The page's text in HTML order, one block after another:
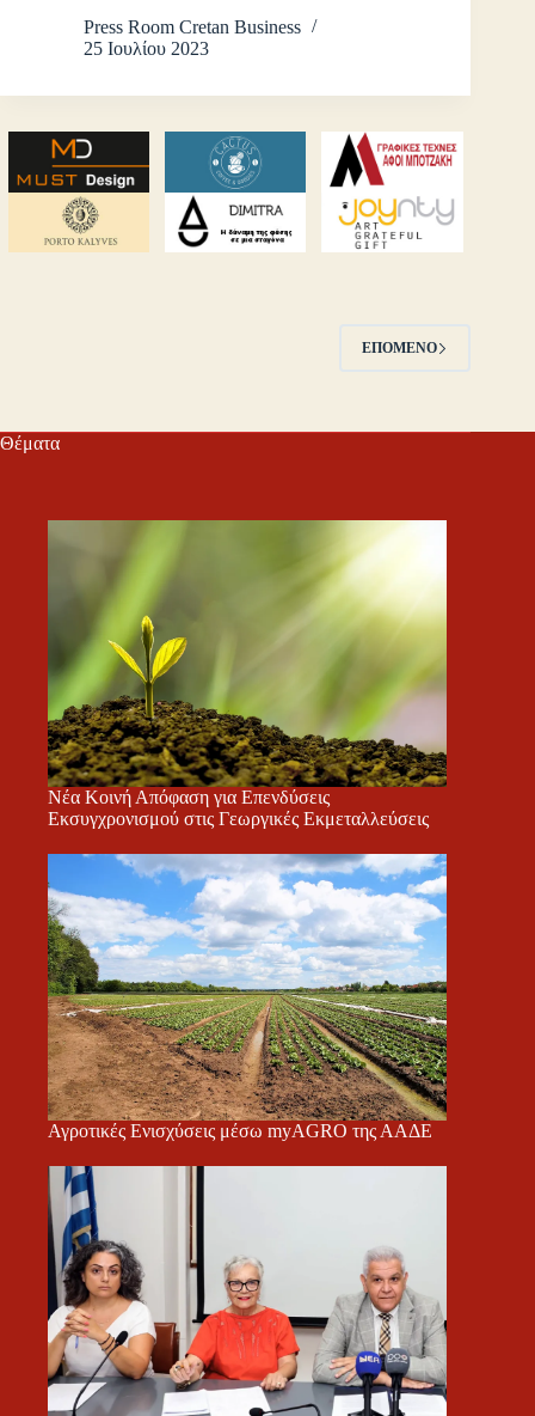
Press Room Cretan Business
25 Ιουλίου 2023
ΕΠΌΜΕΝΟ
Θέματα
Νέα Κοινή Απόφαση για Επενδύσεις
Εκσυγχρονισμού στις Γεωργικές Εκμεταλλεύσεις
Αγροτικές Ενισχύσεις μέσω myAGRO της ΑΑΔΕ